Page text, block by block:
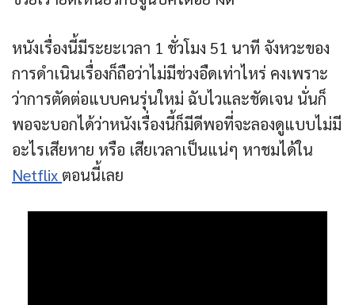
หนังเรื่องนี้มีระยะเวลา 1 ชั่วโมง 51 นาที จังหวะของ
การดำเนินเรื่องก็ถือว่าไม่มีช่วงอืดเท่าไหร่ คงเพราะ
ว่าการตัดต่อแบบคนรุ่นใหม่ ฉับไวและชัดเจน นั่นก็
พอจะบอกได้ว่าหนังเรื่องนี้ก็มีดีพอที่จะลองดูแบบไม่มี
อะไรเสียหาย หรือ เสียเวลาเป็นแน่ๆ หาชมได้ใน
Netflix ตอนนี้เลย